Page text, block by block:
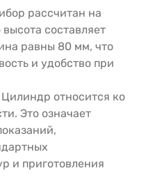
рассчитан на
составляет
равны 80 мм, что
и удобство при
Цилиндр относится ко
Это означает
и приготовления